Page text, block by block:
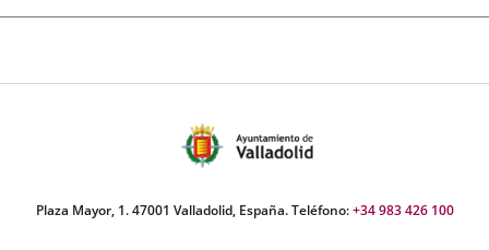
Plaza Mayor, 1. 47001 Valladolid, España. Teléfono:+34 983 426 100